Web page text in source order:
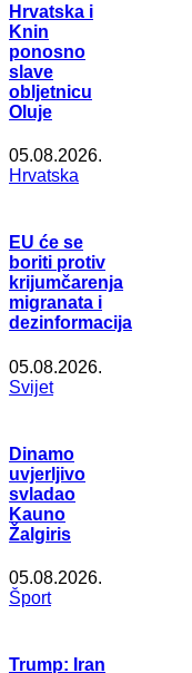
Hrvatska i
Knin
ponosno
slave
obljetnicu
Oluje
05.08.2026.
Hrvatska
EU će se
boriti protiv
krijumčarenja
migranata i
dezinformacija
05.08.2026.
Svijet
Dinamo
uvjerljivo
svladao
Kauno
Žalgiris
05.08.2026.
Šport
Trump: Iran